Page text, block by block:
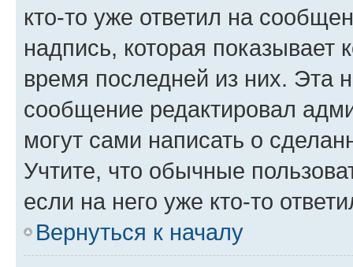
кто-то уже ответил на
надпись, которая показывает
время последней из них. Эта
сообщение редактировал
могут сами написать о
Учтите, что обычные
если на него уже кто-то
Вернуться к началу